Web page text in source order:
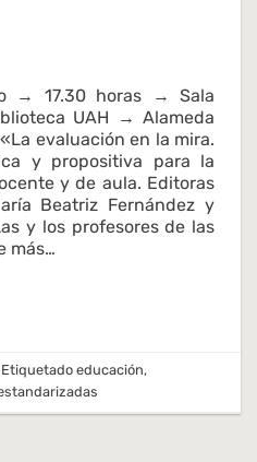
→ 17.30 horas → Sala
UAH → Alameda
evaluación en la mira.
y propositiva para la
y de aula. Editoras
Beatriz Fernández y
y los profesores de las
más…
Etiquetadoeducación,